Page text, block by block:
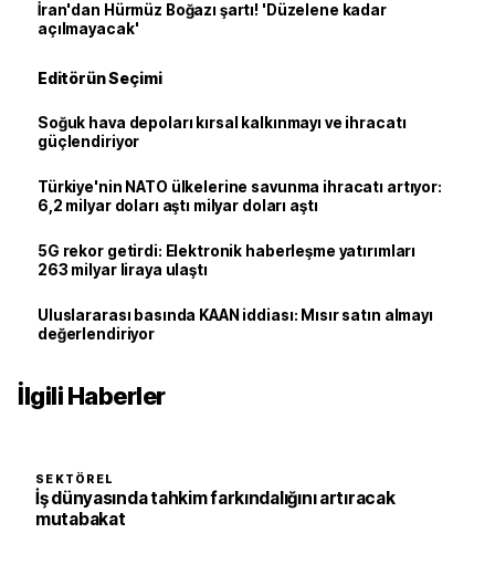
İran'dan Hürmüz Boğazı şartı! 'Düzelene kadar
açılmayacak'
Editörün Seçimi
Soğuk hava depoları kırsal kalkınmayı ve ihracatı
güçlendiriyor
Türkiye'nin NATO ülkelerine savunma ihracatı artıyor:
6,2 milyar doları aştı milyar doları aştı
5G rekor getirdi: Elektronik haberleşme yatırımları
263 milyar liraya ulaştı
Uluslararası basında KAAN iddiası: Mısır satın almayı
değerlendiriyor
İlgili Haberler
SEKTÖREL
İş dünyasında tahkim farkındalığını artıracak
mutabakat